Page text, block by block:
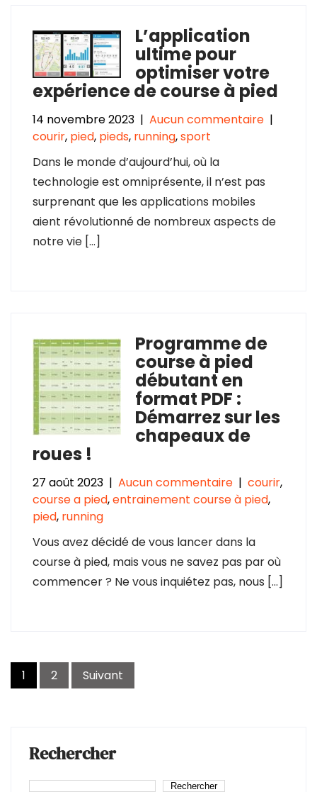
L’application
ultime pour
optimiser votre
expérience de course à pied
14 novembre 2023 | Aucun commentaire |
courir, pied, pieds, running,sport
Dans le monde d’aujourd’hui, où la
technologie est omniprésente, il n’est pas
surprenant que les applications mobiles
aient révolutionné de nombreux aspects de
notre vie […]
Programme de
course à pied
débutant en
format PDF :
Démarrez sur les
chapeaux de
roues !
27 août 2023 | Aucun commentaire | courir,
course a pied,entrainement course à pied,
pied, running
Vous avez décidé de vous lancer dans la
course à pied, mais vous ne savez pas par où
commencer ? Ne vous inquiétez pas, nous […]
Navigation
des
1 2 Suivant
Rechercher
Rechercher